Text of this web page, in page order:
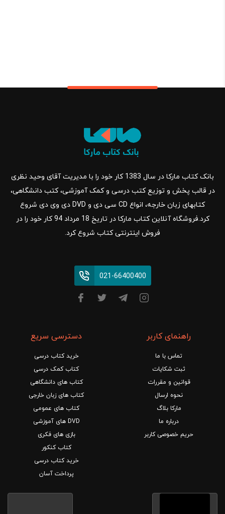
بانک کتاب مارکا در سال 1383 کار خود را با مدیریت آقای وحید نظری
در قالب پخش و توزیع کتب درسی و کمک آموزشی، کتب دانشگاهی،
کتابهای زبان خارجه، انواع CD سی دی و DVD دی وی دی شروع
کرد.فروشگاه آنلاین کتاب مارکا در تاریخ 18 مرداد 94 کار خود را در
فروش اینترنتی کتاب شروع کرد.
021-66400400
راهنمای کاربر
تماس با ما
ثبت شکایات
قوانین و مقررات
نحوه ارسال
مارکا بلاگ
درباره ما
حریم خصوصی کاربر
دسترسی سریع
خرید کتاب درسی
کتاب کمک درسی
کتاب های دانشگاهی
کتاب های زبان خارجی
کتاب های عمومی
DVD های آموزشی
بازی های فکری
کتاب کنکور
خرید کتاب درسی
پرداخت آسان